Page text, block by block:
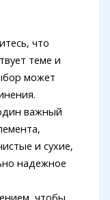
что
теме и
может
важный
и сухие,
надежное
чтобы